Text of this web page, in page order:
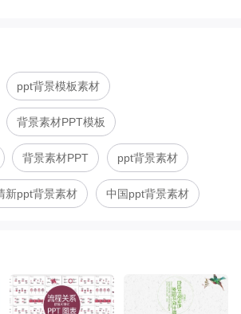
ppt背景模板素材
背景素材PPT模板
背景素材PPT ppt背景素材
新ppt背景素材 中国ppt背景素材